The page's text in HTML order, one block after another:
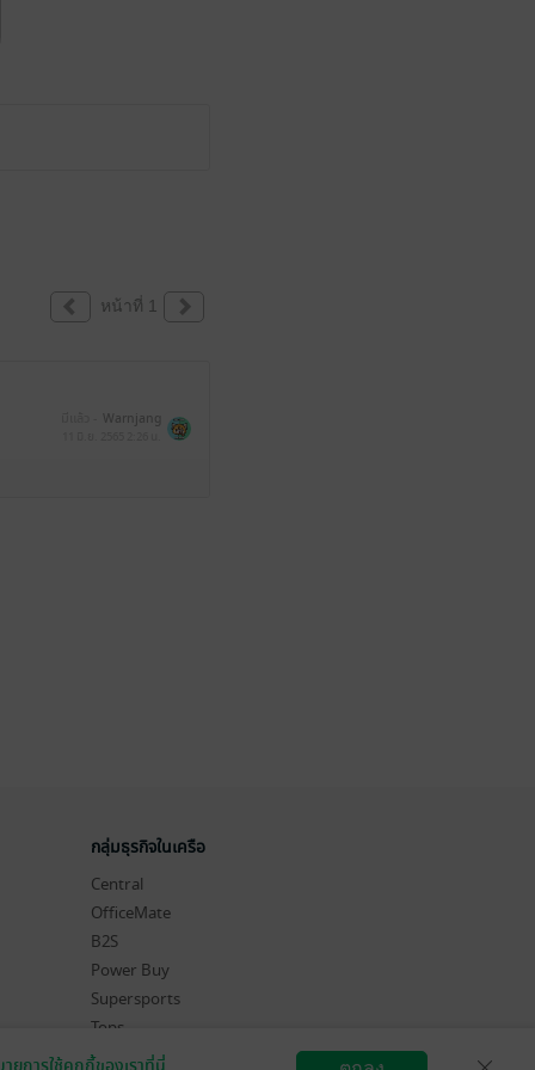
หน้าที่ 1
Warnjang
กลุ่มธุรกิจในเครือ
Central
OfficeMate
B2S
Power Buy
Supersports
Tops
Hytexts